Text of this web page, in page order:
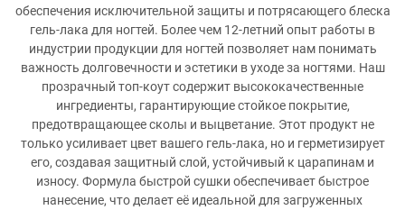
обеспечения исключительной защиты и потрясающего блеска
гель-лака для ногтей. Более чем 12-летний опыт работы в
индустрии продукции для ногтей позволяет нам понимать
важность долговечности и эстетики в уходе за ногтями. Наш
прозрачный топ-коут содержит высококачественные
ингредиенты, гарантирующие стойкое покрытие,
предотвращающее сколы и выцветание. Этот продукт не
только усиливает цвет вашего гель-лака, но и герметизирует
его, создавая защитный слой, устойчивый к царапинам и
износу. Формула быстрой сушки обеспечивает быстрое
нанесение, что делает её идеальной для загруженных